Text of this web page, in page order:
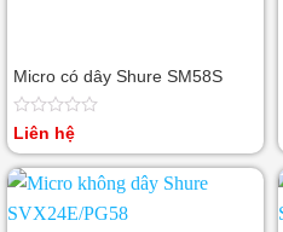
Micro có dây Shure SM58S
Được
hạng
0
sao
Liên hệ